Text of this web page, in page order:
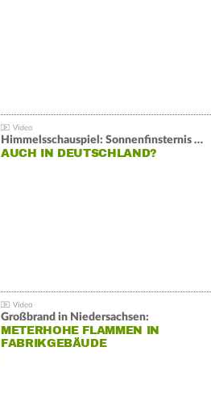
Himmelsschauspiel: Sonnenfinsternis über Spanien
AUCH IN DEUTSCHLAND?
Großbrand in Niedersachsen:
METERHOHE FLAMMEN IN
FABRIKGEBÄUDE